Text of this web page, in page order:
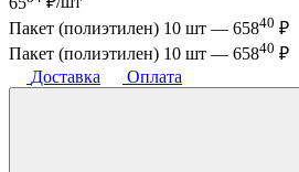
Пакет (полиэтилен) 10 шт — 65840 ₽
Пакет (полиэтилен) 10 шт — 65840 ₽
Доставка
Оплата